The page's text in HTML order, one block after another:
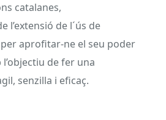
catalanes,
l’extensió de l´ús de
aprofitar-ne el seu poder
de fer una
senzilla i eficaç.